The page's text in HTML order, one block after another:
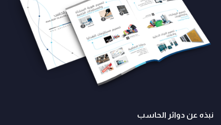
نبذه عن دوائر الحاسب